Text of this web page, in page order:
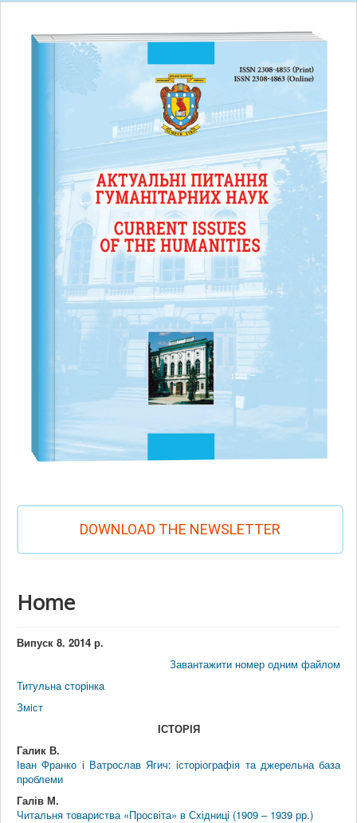
DOWNLOAD THE NEWSLETTER
Home
Випуск 8. 2014 р.
Завантажити номер одним файлом
Титульна сторінка
Змiст
ІСТОРІЯ
Галик В.
Іван Франко і Ватрослав Ягич: історіографія та джерельна база
проблеми
Галів М.
Читальня товариства «Просвіта» в Східниці (1909 – 1939 рр.)